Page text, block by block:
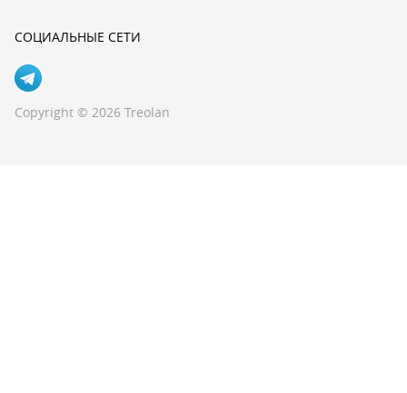
СОЦИАЛЬНЫЕ СЕТИ
Copyright © 2026 Treolan